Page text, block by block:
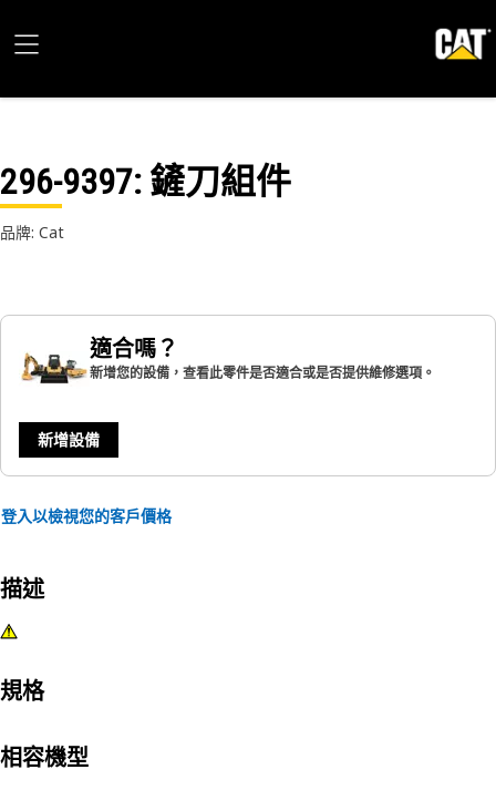
296-9397: 鏟刀組件
品牌: Cat
適合嗎？
新增您的設備，查看此零件是否適合或是否提供維修選項。
新增設備
登入以檢視您的客戶價格
描述
規格
相容機型